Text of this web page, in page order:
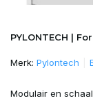
PYLONTECH |
Merk: Pylontech
Modulair en